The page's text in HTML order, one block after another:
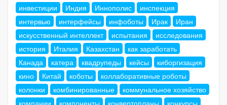
инвестиции
Индия Иннополис
инспекция
интервью
интерфейсы инфоботы Ирак
Иран
искусственный интеллект
испытания
исследования
история
Италия Казахстан
как заработать
Канада
катера квадрупеды кейсы
киборгизация
кино
Китай коботы
коллаборативные роботы
колонки
комбинированные
коммунальное хозяйство